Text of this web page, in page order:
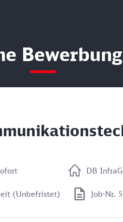
Bewerbung
DB
(Unbefristet) Job-Nr.